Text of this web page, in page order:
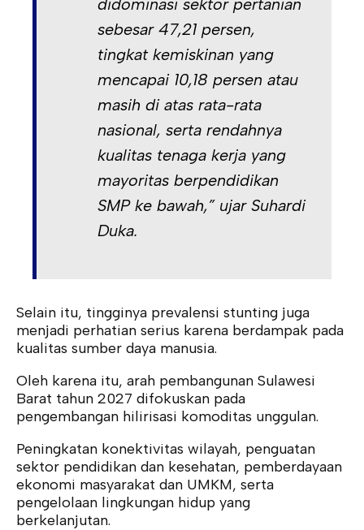
didominasi sektor pertanian
sebesar 47,21 persen,
tingkat kemiskinan yang
mencapai 10,18 persen atau
masih di atas rata-rata
nasional, serta rendahnya
kualitas tenaga kerja yang
mayoritas berpendidikan
SMP ke bawah,” ujar Suhardi
Duka.
Selain itu, tingginya prevalensi stunting juga
menjadi perhatian serius karena berdampak pada
kualitas sumber daya manusia.
Oleh karena itu, arah pembangunan Sulawesi
Barat tahun 2027 difokuskan pada
pengembangan hilirisasi komoditas unggulan.
Peningkatan konektivitas wilayah, penguatan
sektor pendidikan dan kesehatan, pemberdayaan
ekonomi masyarakat dan UMKM, serta
pengelolaan lingkungan hidup yang
berkelanjutan.